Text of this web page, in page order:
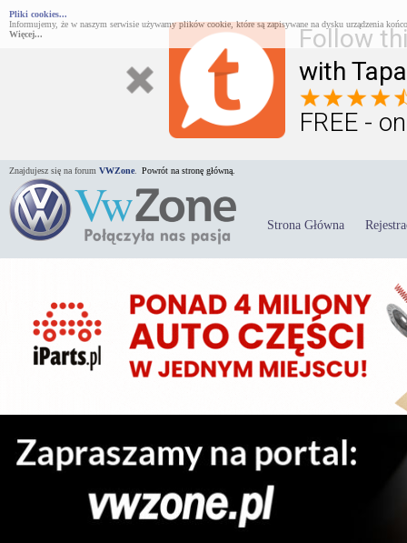
Follow
with
FREE -
Pliki cookies...
Informujemy, że w naszym serwisie używamy plików cookie, które są zapisywane na dysku urządzenia
Więcej...
Znajdujesz się na forum VWZone Powrót na stronę główną.
Strona Główna